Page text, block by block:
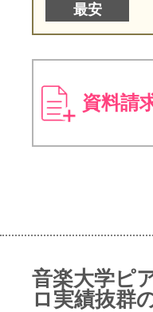
最安
資料請
音楽大学ピ
ロ実績抜群